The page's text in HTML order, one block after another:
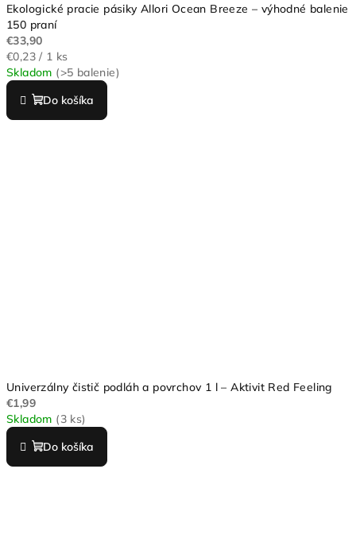
Ekologické pracie pásiky Allori Ocean Breeze – výhodné balenie
150 praní
€33,90
Jednotková
cena:
€0,23 / 1 ks
Skladom (>5 balenie)
Do košíka
Univerzálny čistič podláh a povrchov 1 l – Aktivit Red Feeling
€1,99
Skladom (3 ks)
Do košíka